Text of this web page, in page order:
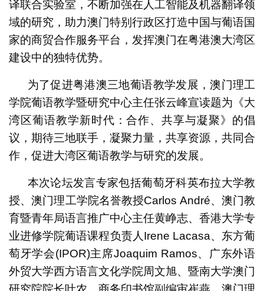
译联合实验室，不断加强在人工智能及机器翻译领
域的研究，助力澳门特别行政区打造中国与葡语国
家的商贸合作服务平台，发挥澳门在粤港澳大湾区
建设中的独特优势。
为了促进粤港澳三地葡语教学发展，澳门理工
学院葡语教学暨研究中心主任张云峰宣读题为《大
湾区葡语教学新时代：合作、共享与凝聚》的倡
议，期待三地联手，凝聚力量，共享资源，共同合
作，促进大湾区葡语教学与研究的发展。
本次论坛发言专家包括葡萄牙科英布拉大学教
授、澳门理工学院名誉教授Carlos André、澳门教
育暨青年局语言推广中心主任黄峥志、香港大学专
业进修学院葡语课程负责人Irene Lacasa、东方葡
萄牙学会(IPOR)主席Joaquim Ramos、广东外语
外贸大学西方语言文化学院周文旭、暨南大学澳门